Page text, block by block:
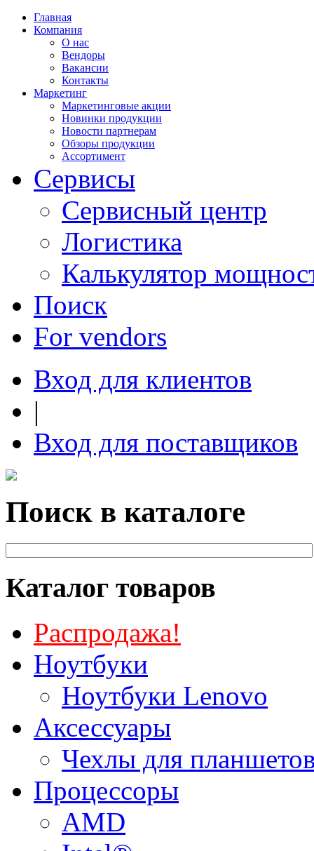
Главная
Компания
О нас
Вендоры
Вакансии
Контакты
Маркетинг
Маркетинговые акции
Новинки продукции
Новости партнерам
Обзоры продукции
Ассортимент
Сервисы
Сервисный центр
Логистика
Калькулятор
Поиск
For vendors
Вход для клиентов
|
Вход для поставщиков
Поиск в каталоге
Каталог товаров
Распродажа!
Ноутбуки
Ноутбуки Lenovo
Аксессуары
Чехлы для
Процессоры
AMD